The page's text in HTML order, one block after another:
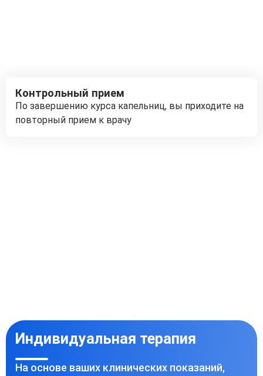
Контрольный прием
По завершению курса капельниц, вы приходите на
повторный прием к врачу
Индивидуальная терапия
На основе ваших клинических показаний,